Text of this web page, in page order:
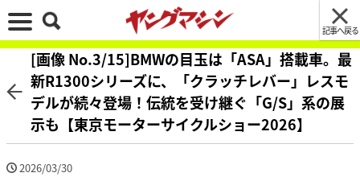
記事へ戻る
[画像 No.3/15]BMWの目玉は「ASA」搭載車。最
新R1300シリーズに、「クラッチレバー」レスモ
デルが続々登場！伝統を受け継ぐ「G/S」系の展
示も【東京モーターサイクルショー2026】
2026/03/30